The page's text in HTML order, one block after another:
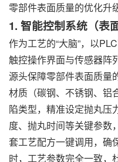
零部件表面质量的优化升
1. 智能控制系统（表
作为工艺的“大脑”，以
触控操作界面与传感器阵
源头保障零部件表面质量
材质（碳钢、不锈钢、铝
陷类型，精准设定抛丸压
度、抛丸时间等关键参数
套工艺配方一键调用，确
时，工艺参数完全一致，